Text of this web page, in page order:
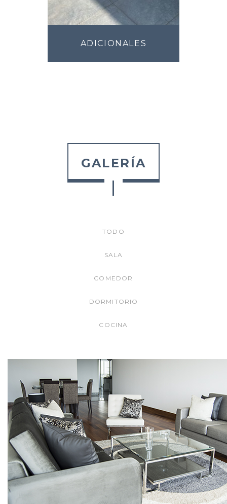
ADICIONALES
GALERÍA
TODO
SALA
COMEDOR
DORMITORIO
COCINA